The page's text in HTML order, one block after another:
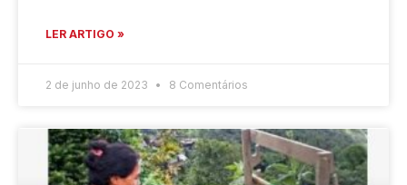
LER ARTIGO »
2 de junho de 2023 8 Comentários